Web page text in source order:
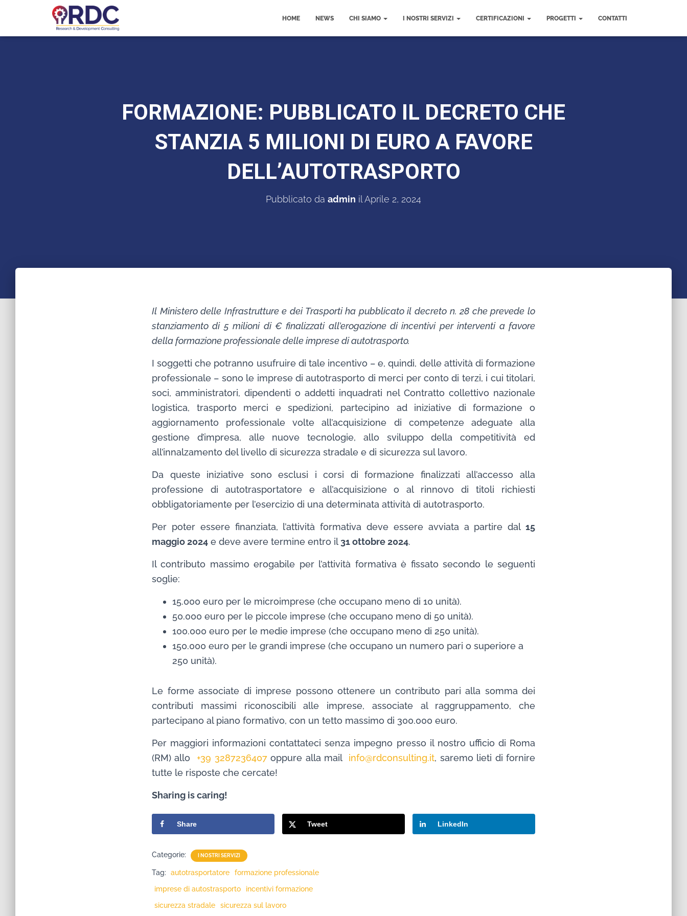
HOME NEWS CHI SIAMO I NOSTRI SERVIZI CERTIFICAZIONI PROGETTI CONTATTI
FORMAZIONE: PUBBLICATO IL DECRETO CHE
STANZIA 5 MILIONI DI EURO A FAVORE
DELL’AUTOTRASPORTO
Pubblicato da admin il Aprile 2, 2024
Il Ministero delle Infrastrutture e dei Trasporti ha pubblicato il decreto n. 28 che prevede lo
stanziamento di 5 milioni di € finalizzati all’erogazione di incentivi per interventi a favore
della formazione professionale delle imprese di autotrasporto.
I soggetti che potranno usufruire di tale incentivo – e, quindi, delle attività di formazione
professionale – sono le imprese di autotrasporto di merci per conto di terzi, i cui titolari,
soci, amministratori, dipendenti o addetti inquadrati nel Contratto collettivo nazionale
logistica, trasporto merci e spedizioni, partecipino ad iniziative di formazione o
aggiornamento professionale volte all’acquisizione di competenze adeguate alla
gestione d’impresa, alle nuove tecnologie, allo sviluppo della competitività ed
all’innalzamento del livello di sicurezza stradale e di sicurezza sul lavoro.
Da queste iniziative sono esclusi i corsi di formazione finalizzati all’accesso alla
professione di autotrasportatore e all’acquisizione o al rinnovo di titoli richiesti
obbligatoriamente per l’esercizio di una determinata attività di autotrasporto.
Per poter essere finanziata, l’attività formativa deve essere avviata a partire dal 15
maggio 2024 e deve avere termine entro il 31 ottobre 2024.
Il contributo massimo erogabile per l’attività formativa è fissato secondo le seguenti
soglie:
15.000 euro per le microimprese (che occupano meno di 10 unità).
50.000 euro per le piccole imprese (che occupano meno di 50 unità).
100.000 euro per le medie imprese (che occupano meno di 250 unità).
150.000 euro per le grandi imprese (che occupano un numero pari o superiore a
250 unità).
Le forme associate di imprese possono ottenere un contributo pari alla somma dei
contributi massimi riconoscibili alle imprese, associate al raggruppamento, che
partecipano al piano formativo, con un tetto massimo di 300.000 euro.
Per maggiori informazioni contattateci senza impegno presso il nostro ufficio di Roma
(RM) allo +39 3287236407oppure alla mail info@rdconsulting.it, saremo lieti di fornire
tutte le risposte che cercate!
Sharing is caring!
Share Tweet LinkedIn
Categorie: I NOSTRI SERVIZI
Tag: autotrasportatore
formazione professionale
imprese di autostrasporto
incentivi formazione
sicurezza stradale
sicurezza sul lavoro